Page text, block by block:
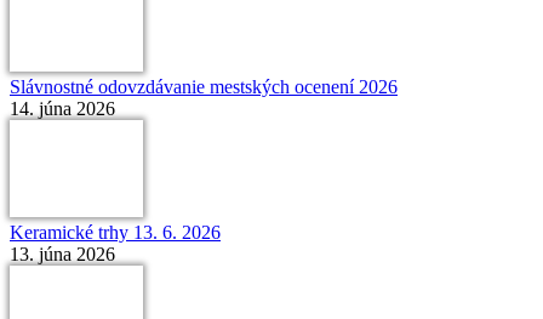
Slávnostné odovzdávanie mestských ocenení 2026
14. júna 2026
Keramické trhy 13. 6. 2026
13. júna 2026